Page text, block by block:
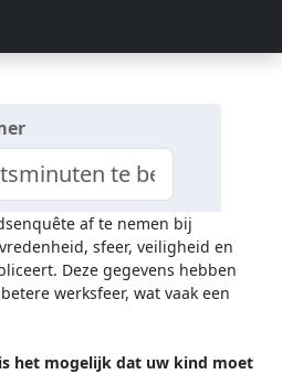
af te nemen bij
sfeer, veiligheid en
Deze gegevens hebben
werksfeer, wat vaak een
het mogelijk dat uw kind moet